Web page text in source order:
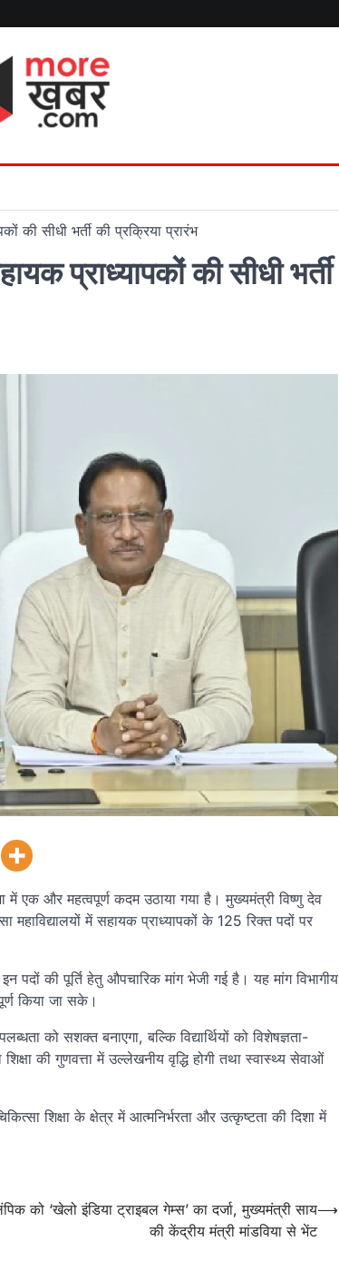
सीधी भर्ती की प्रक्रिया प्रारंभ
प्राध्यापकों की सीधी भर्ती
में एक और महत्वपूर्ण कदम उठाया गया है। मुख्यमंत्री विष्णु देव
महाविद्यालयों में सहायक प्राध्यापकों के 125 रिक्त पदों पर
पदों की पूर्ति हेतु औपचारिक मांग भेजी गई है। यह मांग विभागीय
किया जा सके।
को सशक्त बनाएगा, बल्कि विद्यार्थियों को विशेषज्ञता-
की गुणवत्ता में उल्लेखनीय वृद्धि होगी तथा स्वास्थ्य सेवाओं
शिक्षा के क्षेत्र में आत्मनिर्भरता और उत्कृष्टता की दिशा में
को ‘खेलो इंडिया ट्राइबल गेम्स’ का दर्जा, मुख्यमंत्री साय
की केंद्रीय मंत्री मांडविया से भेंट
⟶